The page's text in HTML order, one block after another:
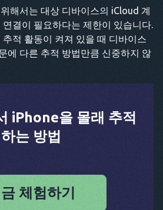
해서는 대상 디바이스의 iCloud 계
결이 필요하다는 제한이 있습니다.
적 활동이 켜져 있을 때 디바이스
에 다른 추적 방법만큼 신중하지 않
iPhone을 몰래 추적
하는 방법
체험하기